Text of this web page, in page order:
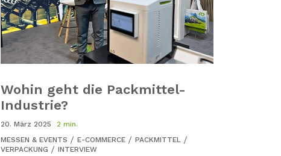
Wohin geht die Packmittel-
Industrie?
20. März 2025
2 min.
MESSEN & EVENTS
E-COMMERCE
PACKMITTEL
VERPACKUNG
INTERVIEW